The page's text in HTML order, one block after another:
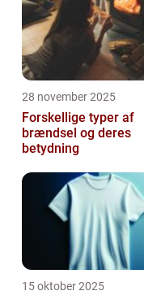
28 november 2025
Forskellige typer af
brændsel og deres
betydning
15 oktober 2025